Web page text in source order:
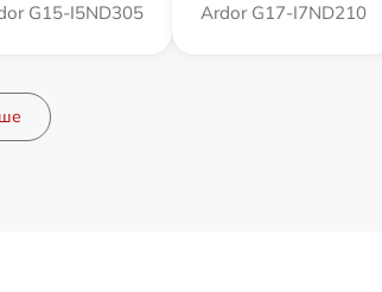
G15-I5ND305 Ardor G17-I7ND210